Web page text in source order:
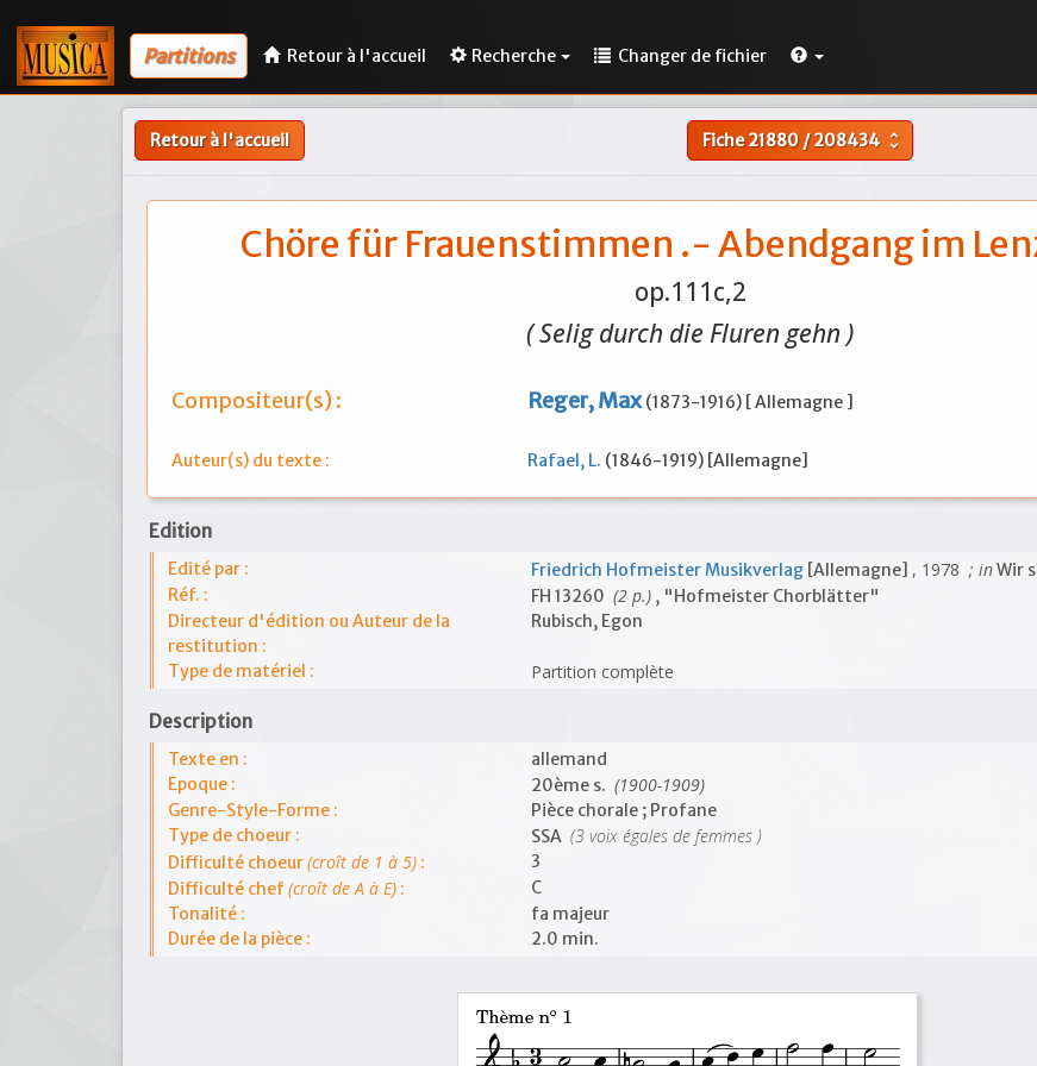
Partitions Retour à l'accueil Recherche Changer de fichier
Retour à l'accueil Fiche21880/208434 unfold_more
Chöre für Frauenstimmen .- Abendgang im
op.111c,2
( Selig durch die Fluren gehn )
Compositeur(s) : Reger, Max (1873-1916) [ Allemagne ]
Auteur(s) du texte : Rafael, L. (1846-1919) [Allemagne]
Edition
Edité par : Friedrich Hofmeister Musikverlag [Allemagne] , 1978 ; inWir
Réf. : FH 13260 (2 p.) , "Hofmeister Chorblätter"
Directeur d'édition ou Auteur de la
restitution :
Rubisch, Egon
Type de matériel : Partition complète
Description
Texte en :
allemand
Epoque :
20ème s. (1900-1909)
Genre-Style-Forme :
Pièce chorale ; Profane
Type de choeur :
SSA (3 voix égales de femmes )
Difficulté choeur(croît de 1 à 5) :
3
Difficulté chef (croît de A à E) :
C
Tonalité :
fa majeur
Durée de la pièce :
2.0 min.